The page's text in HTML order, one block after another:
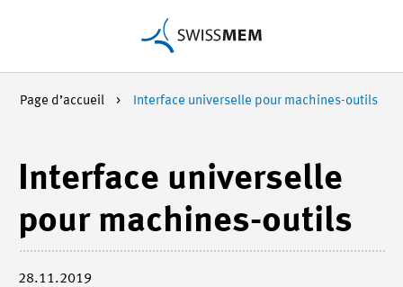
Page d’accueil Interface universelle pour machines-outils
Interface universelle
pour machines-outils
28.11.2019